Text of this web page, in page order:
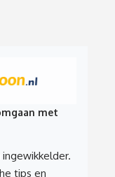
met
tips en